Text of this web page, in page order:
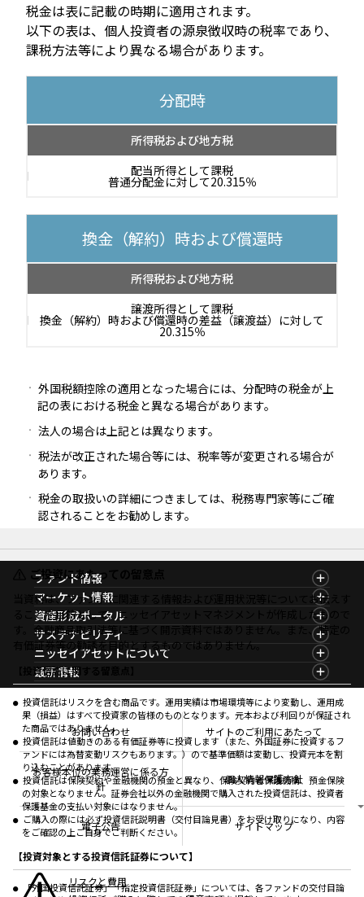
税金は表に記載の時期に適用されます。
以下の表は、個人投資者の源泉徴収時の税率であり、
課税方法等により異なる場合があります。
分配時
所得税および地方税
配当所得として課税
普通分配金に対して20.315％
換金（解約）時および償還時
所得税および地方税
譲渡所得として課税
換金（解約）時および償還時の差益（譲渡益）に対して
20.315％
外国税額控除の適用となった場合には、分配時の税金が上
記の表における税金と異なる場合があります。
法人の場合は上記とは異なります。
税法が改正された場合等には、税率等が変更される場合が
あります。
税金の取扱いの詳細につきましては、税務専門家等にご確
認されることをお勧めします。
ご投資にあたっての留意点
当資料は、ファンドに関連する情報および運用状況等についてお伝えす
ることを目的として、ニッセイアセットマネジメントが作成したもので
す。金融商品取引法等に基づく開示資料ではありません。また、特定の
有価証券等の勧誘を目的とするものではありません。
【投資信託に関する留意点】
投資信託はリスクを含む商品です。運用実績は市場環境等により変動し、運用成
果（損益）はすべて投資家の皆様のものとなります。元本および利回りが保証され
た商品ではありません。
投資信託は値動きのある有価証券等に投資します（また、外国証券に投資するフ
ァンドには為替変動リスクもあります。）ので基準価額は変動し、投資元本を割
り込むことがあります。
投資信託は保険契約や金融機関の預金と異なり、保険契約者保護機構、預金保険
の対象となりません。証券会社以外の金融機関で購入された投資信託は、投資者
保護基金の支払い対象にはなりません。
ご購入の際には必ず投資信託説明書（交付目論見書）をお受け取りになり、内容
をご確認の上ご自身でご判断ください。
【投資対象とする投資信託証券について】
「外国投資信託証券」「指定投資信託証券」については、各ファンドの交付目論
ファンド情報
ファンド情報TOP
基準価額一覧
ファンド検索
ファンド比較
決算カレンダー
海外休日カレンダー
投資信託新商品のご案内
投資信託償還商品のご案内
ちょこっと3分！ファンドシアター
有価証券届出書の効力の発生の有無について
こだわりのインデックスファンド 購入・換金手数料
なしシリーズ
確定拠出年金について
マーケット情報
マーケット情報TOP
マーケット指数
マーケットレポート
コラム
ファンドレポート
資産形成ポータル
資産形成ポータルTOP
資産形成サービス
Nダイレクト
Goal Navi
資産形成サポート
NAMシティ
お問い合わせ
よくあるご質問
投資の教室
サステナビリティ
サステナビリティTOP
サステナビリティ経営
サステナブル投資
ニッセイアセットについて
ニッセイアセットについてTOP
会社情報
プレスリリース
受賞歴
方針・その他開示情報
採用情報
公式キャラクターのご紹介
最新情報
マーケットニュース
商品ニュース
おしらせ
メディアお問い合わせ サイトのご利用にあたって
お客様本位の業務運営に係る方
針
個人情報保護方針
電子公告 サイトマップ
リスクと費用